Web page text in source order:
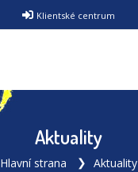
Klientské centrum
Aktuality
Hlavní strana Aktuality